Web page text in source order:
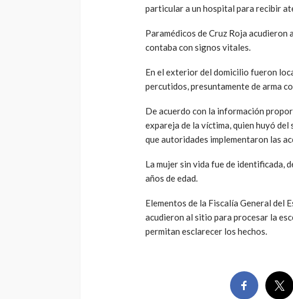
particular a un hospital para recibir
Paramédicos de Cruz Roja
contaba con signos vitales.
En el exterior del domicilio fueron
percutidos, presuntamente de arma
De acuerdo con la información
expareja de la víctima, quien huyó
que autoridades implementaron las
La mujer sin vida fue de identificada,
años de edad.
Elementos de la Fiscalía General del
acudieron al sitio para procesar la
permitan esclarecer los hechos.